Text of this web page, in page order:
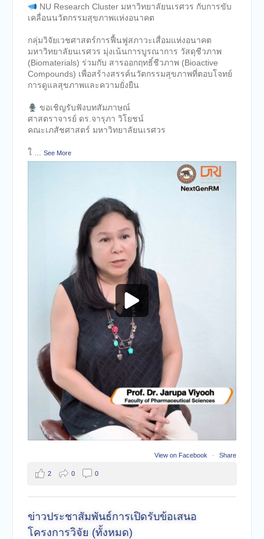
NU Research Cluster มหาวิทยาลัยนเรศวร กับการขับ
เคลื่อนนวัตกรรมสุขภาพแห่งอนาคต
กลุ่มวิจัยเวชศาสตร์การฟื้นฟูสภาวะเสื่อมแห่งอนาคต
มหาวิทยาลัยนเรศวร มุ่งเน้นการบูรณาการ วัสดุชีวภาพ
(Biomaterials) ร่วมกับ สารออกฤทธิ์ชีวภาพ (Bioactive
Compounds) เพื่อสร้างสรรค์นวัตกรรมสุขภาพที่ตอบโจทย์
การดูแลสุขภาพและความยั่งยืน
ขอเชิญรับฟังบทสัมภาษณ์
ศาสตราจารย์ ดร.จารุภา วิโยชน์
คณะเภสัชศาสตร์ มหาวิทยาลัยนเรศวร
ใ ... See More
View on Facebook · Share
2 0 0
ข่าวประชาสัมพันธ์การเปิดรับข้อเสนอ
โครงการวิจัย (ทั้งหมด)